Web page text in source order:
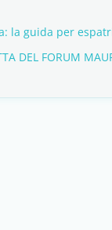
la guida per
DEL FORUM